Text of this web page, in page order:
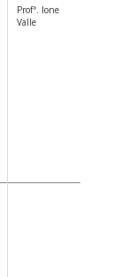
Profª. Ione
Valle